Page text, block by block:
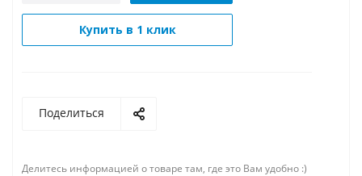
Купить в 1 клик
Поделиться
Делитесь информацией о товаре там, где это Вам удобно :)